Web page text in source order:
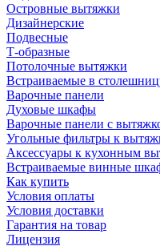
Островные вытяжки
Дизайнерские
Подвесные
Т-образные
Потолочные вытяжки
Встраиваемые в
Варочные панели
Духовые шкафы
Варочные панели с
Угольные фильтры к
Аксессуары к кухонным
Встраиваемые винные
Как купить
Условия оплаты
Условия доставки
Гарантия на товар
Лицензия